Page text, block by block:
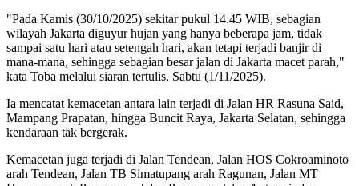
"Pada Kamis (30/10/2025) sekitar pukul 14.45 WIB, sebagian
wilayah Jakarta diguyur hujan yang hanya beberapa jam, tidak
sampai satu hari atau setengah hari, akan tetapi terjadi banjir di
mana-mana, sehingga sebagian besar jalan di Jakarta macet parah,"
kata Toba melalui siaran tertulis, Sabtu (1/11/2025).
Ia mencatat kemacetan antara lain terjadi di Jalan HR Rasuna Said,
Mampang Prapatan, hingga Buncit Raya, Jakarta Selatan, sehingga
kendaraan tak bergerak.
Kemacetan juga terjadi di Jalan Tendean, Jalan HOS Cokroaminoto
arah Tendean, Jalan TB Simatupang arah Ragunan, Jalan MT